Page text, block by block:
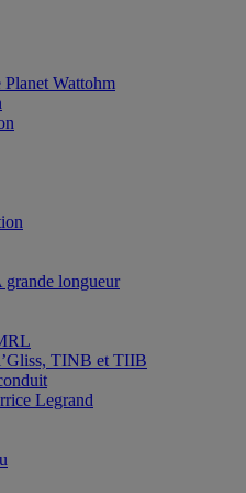
Wattohm
longueur
TINB et TIIB
Legrand